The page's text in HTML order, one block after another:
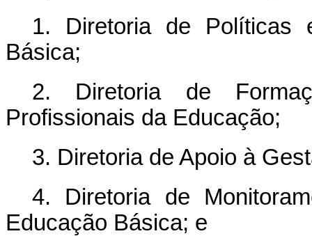
1. Diretoria de Políticas
Básica;
2. Diretoria de
Profissionais da Educação;
3. Diretoria de Apoio à
4. Diretoria de
Educação Básica; e